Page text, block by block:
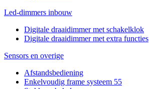
Led-dimmers inbouw
Digitale draaidimmer met schakelklok
Digitale draaidimmer met extra functies
Sensors en overige
Afstandsbediening
Enkelvoudig frame systeem 55